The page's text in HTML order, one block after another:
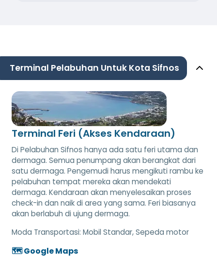
Terminal Pelabuhan Untuk Kota Sifnos
Terminal Feri (Akses Kendaraan)
Di Pelabuhan Sifnos hanya ada satu feri utama dan
dermaga. Semua penumpang akan berangkat dari
satu dermaga. Pengemudi harus mengikuti rambu ke
pelabuhan tempat mereka akan mendekati
dermaga. Kendaraan akan menyelesaikan proses
check-in dan naik di area yang sama. Feri biasanya
akan berlabuh di ujung dermaga.
Moda Transportasi: Mobil Standar, Sepeda motor
🗺️ Google Maps